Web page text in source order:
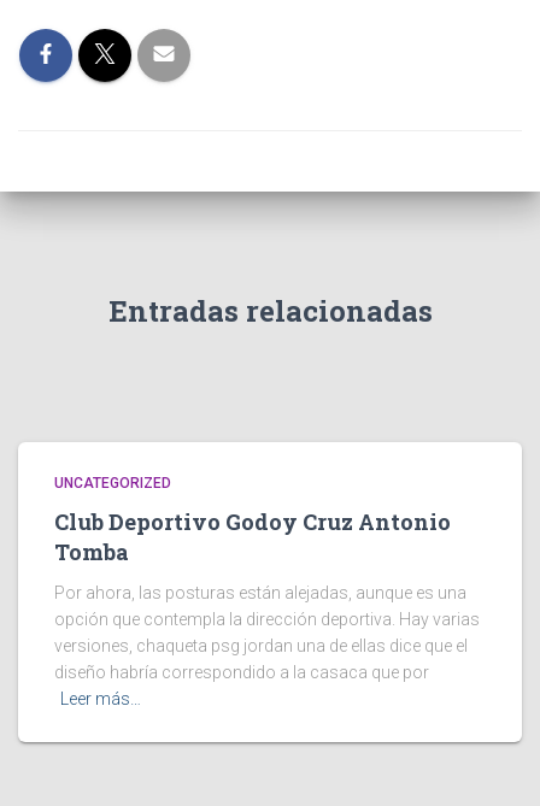
Entradas relacionadas
UNCATEGORIZED
Club Deportivo Godoy Cruz Antonio
Tomba
Por ahora, las posturas están alejadas, aunque es una
opción que contempla la dirección deportiva. Hay varias
versiones, chaqueta psg jordan una de ellas dice que el
diseño habría correspondido a la casaca que por
Leer más…